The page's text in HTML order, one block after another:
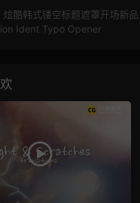
炫酷韩式镂空标题遮罩开场新品
Ident Typo Opener